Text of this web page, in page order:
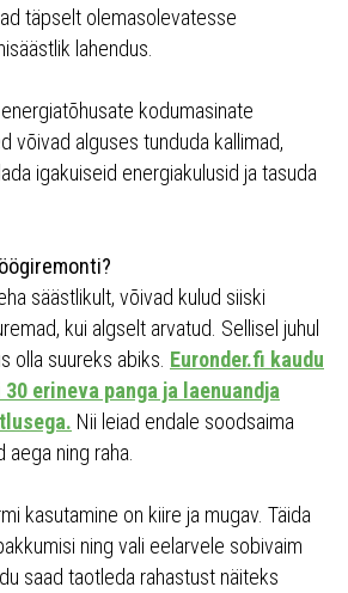
täpselt olemasolevatesse
lahendus.
kodumasinate
võivad alguses tunduda kallimad,
igakuiseid energiakulusid ja tasuda
säästlikult, võivad kulud siiski
kui algselt arvatud. Sellisel juhul
olla suureks abiks. Euronder.fi kaudu
erineva panga ja laenuandja
Nii leiad endale soodsaima
ning raha.
kasutamine on kiire ja mugav. Täida
ning vali eelarvele sobivaim
saad taotleda rahastust näiteks